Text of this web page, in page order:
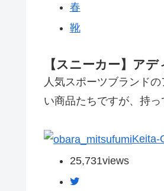
春
靴
【スニーカー】ア
人気スポーツブランド
い商品たちですが、持
Keita-
25,731views